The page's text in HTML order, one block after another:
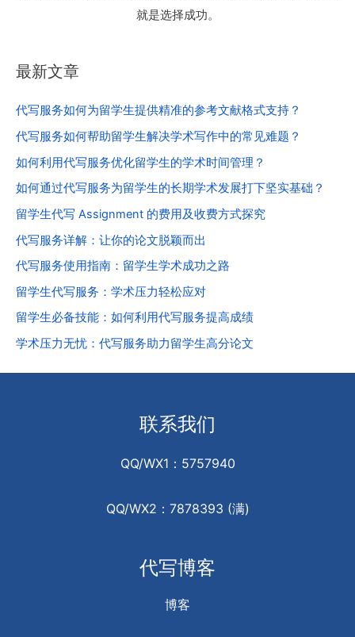
就是选择成功。
最新文章
代写服务如何为留学生提供精准的参考文献格式支持？
代写服务如何帮助留学生解决学术写作中的常见难题？
如何利用代写服务优化留学生的学术时间管理？
如何通过代写服务为留学生的长期学术发展打下坚实基础？
留学生代写 Assignment 的费用及收费方式探究
代写服务详解：让你的论文脱颖而出
代写服务使用指南：留学生学术成功之路
留学生代写服务：学术压力轻松应对
留学生必备技能：如何利用代写服务提高成绩
学术压力无忧：代写服务助力留学生高分论文
联系我们
QQ/WX1：5757940
QQ/WX2：7878393 (满)
代写博客
博客